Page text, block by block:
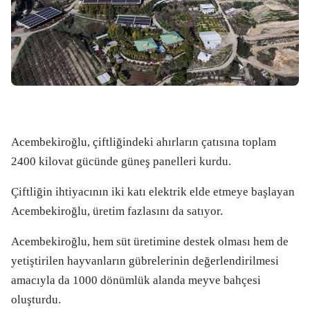
Acembekiroğlu, çiftliğindeki ahırların çatısına toplam
2400 kilovat gücünde güneş panelleri kurdu.
Çiftliğin ihtiyacının iki katı elektrik elde etmeye başlayan
Acembekiroğlu, üretim fazlasını da satıyor.
Acembekiroğlu, hem süt üretimine destek olması hem de
yetiştirilen hayvanların gübrelerinin değerlendirilmesi
amacıyla da 1000 dönümlük alanda meyve bahçesi
oluşturdu.